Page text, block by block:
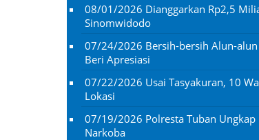
08/01/2026 Dianggarkan Rp2,5
Sinomwidodo
07/24/2026 Bersih-bersih Alun-
Beri Apresiasi
07/22/2026 Usai Tasyakuran, 10
Lokasi
07/19/2026 Polresta Tuban
Narkoba